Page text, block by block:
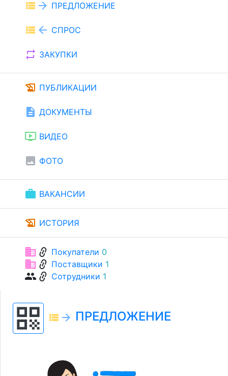
view_list arrow_forward ПРЕДЛОЖЕНИЕ
view_list arrow_back СПРОС
repeat ЗАКУПКИ
history_edu ПУБЛИКАЦИИ
description ДОКУМЕНТЫ
ondemand_video ВИДЕО
image ФОТО
work ВАКАНСИИ
history_edu ИСТОРИЯ
businesslink Покупатели 0
businesslink Поставщики 1
grouplink Сотрудники 1
qr_code view_list arrow_forward ПРЕДЛОЖЕНИЕ